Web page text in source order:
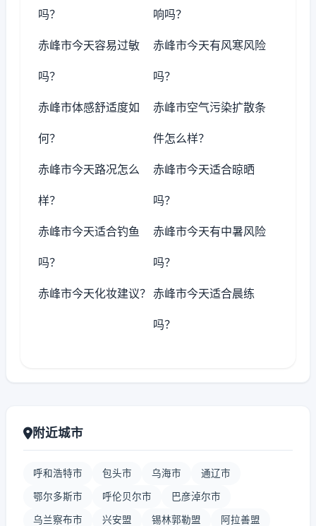
吗？ 响吗？
赤峰市今天容易过敏
吗？
赤峰市今天有风寒风险
吗？
赤峰市体感舒适度如
何？
赤峰市空气污染扩散条
件怎么样？
赤峰市今天路况怎么
样？
赤峰市今天适合晾晒
吗？
赤峰市今天适合钓鱼
吗？
赤峰市今天有中暑风险
吗？
赤峰市今天化妆建议？ 赤峰市今天适合晨练
吗？
附近城市
呼和浩特市 包头市 乌海市 通辽市
鄂尔多斯市 呼伦贝尔市 巴彦淖尔市
乌兰察布市 兴安盟 锡林郭勒盟 阿拉善盟